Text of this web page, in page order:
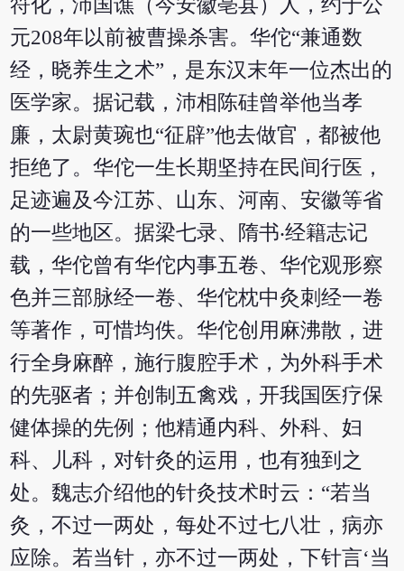
符化，沛国谯（今安徽亳县）人，约于公
元208年以前被曹操杀害。华佗“兼通数
经，晓养生之术”，是东汉末年一位杰出的
医学家。据记载，沛相陈硅曾举他当孝
廉，太尉黄琬也“征辟”他去做官，都被他
拒绝了。华佗一生长期坚持在民间行医，
足迹遍及今江苏、山东、河南、安徽等省
的一些地区。据梁七录、隋书‧经籍志记
载，华佗曾有华佗内事五卷、华佗观形察
色并三部脉经一卷、华佗枕中灸刺经一卷
等著作，可惜均佚。华佗创用麻沸散，进
行全身麻醉，施行腹腔手术，为外科手术
的先驱者；并创制五禽戏，开我国医疗保
健体操的先例；他精通内科、外科、妇
科、儿科，对针灸的运用，也有独到之
处。魏志介绍他的针灸技术时云：“若当
灸，不过一两处，每处不过七八壮，病亦
应除。若当针，亦不过一两处，下针言‘当